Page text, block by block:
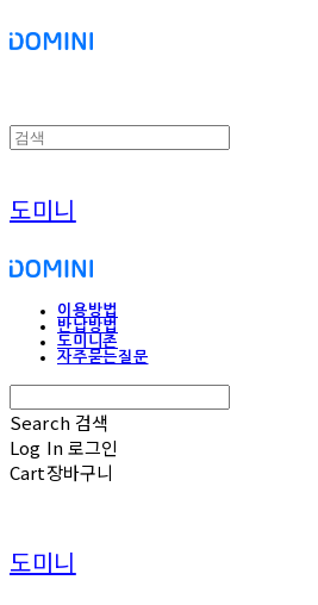
도미니
이용방법
반납방법
도미니존
자주묻는질문
Search 검색
Log In로그인
Cart장바구니
도미니